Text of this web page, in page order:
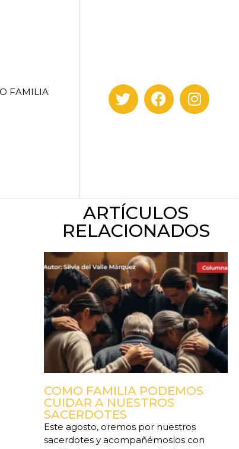
FAMILIA
ARTÍCULOS
RELACIONADOS
COMO FAMILIA PODEMOS
CUIDAR A NUESTROS
SACERDOTES
Este agosto, oremos por nuestros
sacerdotes y acompañémoslos con